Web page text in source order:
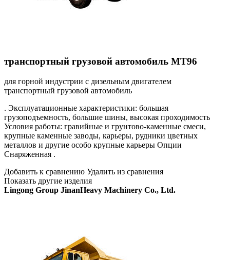
транспортный грузовой автомобиль MT96
для горной индустрии с дизельным двигателем
транспортный грузовой автомобиль
. Эксплуатационные характеристики: большая
грузоподъемность, большие шины, высокая проходимость
Условия работы: гравийные и грунтово-каменные смеси,
крупные каменные заводы, карьеры, рудники цветных
металлов и другие особо крупные карьеры Опции
Снаряженная .
Добавить к сравнению Удалить из сравнения
Показать другие изделия
Lingong Group JinanHeavy Machinery Co., Ltd.